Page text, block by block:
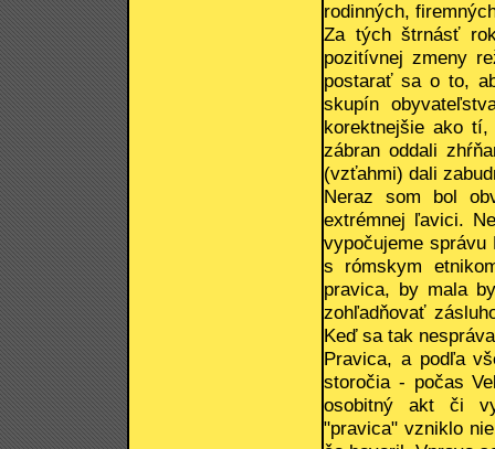
rodinných,
Za tých štrnásť
pozitívnej zmeny
postarať sa o to,
skupín
korektnejšie ako
zábran oddali
(vzťahmi) dali
Neraz som bol
extrémnej ľavici.
vypočujeme správu
s rómskym
pravica, by mala
zohľadňovať
Keď sa tak
Pravica, a podľa
storočia - počas
osobitný akt či
"pravica" vzniklo